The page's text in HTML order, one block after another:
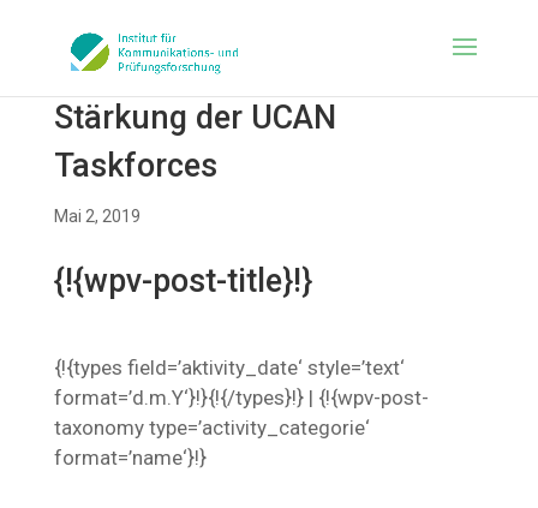
Stärkung der UCAN
Taskforces
Mai 2, 2019
{!{wpv-post-title}!}
{!{types field=’aktivity_date‘ style=’text‘
format=’d.m.Y‘}!}{!{/types}!} | {!{wpv-post-
taxonomy type=’activity_categorie‘
format=’name‘}!}